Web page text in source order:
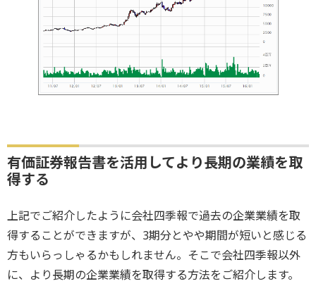
有価証券報告書を活用してより長期の業績を取
得する
上記でご紹介したように会社四季報で過去の企業業績を取
得することができますが、3期分とやや期間が短いと感じる
方もいらっしゃるかもしれません。そこで会社四季報以外
に、より長期の企業業績を取得する方法をご紹介します。